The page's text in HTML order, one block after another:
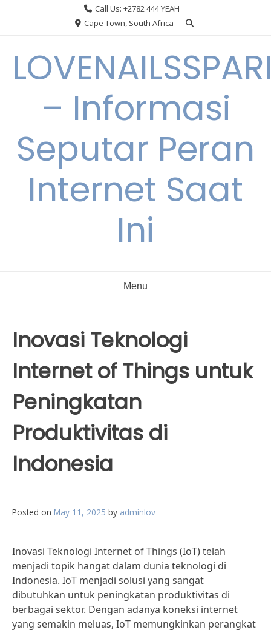
Call Us: +2782 444 YEAH
Cape Town, South Africa
– Informasi
Seputar Peran
Internet Saat
Ini
Menu
Inovasi Teknologi
Internet of Things untuk
Peningkatan
Produktivitas di
Indonesia
Posted on May 11, 2025 by adminlov
Inovasi Teknologi Internet of Things (IoT) telah
menjadi topik hangat dalam dunia teknologi di
Indonesia. IoT menjadi solusi yang sangat
dibutuhkan untuk peningkatan produktivitas di
berbagai sektor. Dengan adanya koneksi internet
yang semakin meluas, IoT memungkinkan perangkat